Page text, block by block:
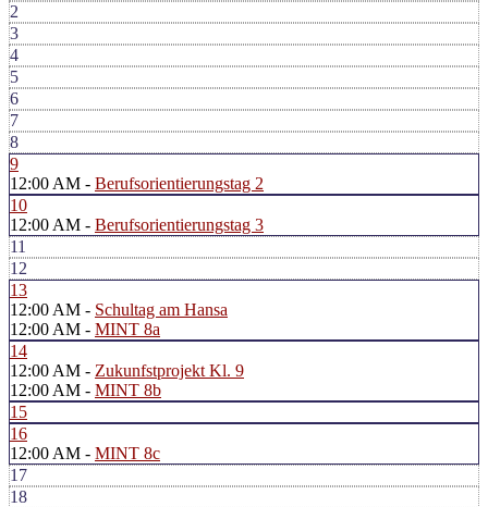
2
3
4
5
6
7
8
9
12:00 AM - Berufsorientierungstag 2
10
12:00 AM - Berufsorientierungstag 3
11
12
13
12:00 AM - Schultag am Hansa
12:00 AM - MINT 8a
14
12:00 AM - Zukunfstprojekt Kl. 9
12:00 AM - MINT 8b
15
16
12:00 AM - MINT 8c
17
18